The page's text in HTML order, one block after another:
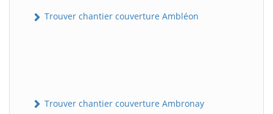
Trouver chantier couverture Ambléon
Trouver chantier couverture Ambronay